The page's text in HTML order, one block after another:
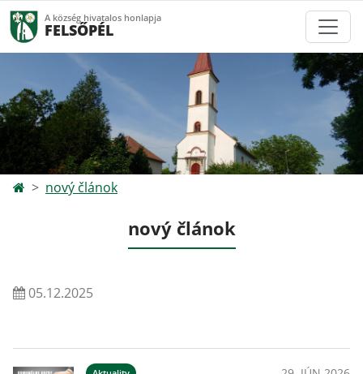
A község hivatalos honlapja
FELSŐPÉL
nový článok
nový článok
05.12.2025